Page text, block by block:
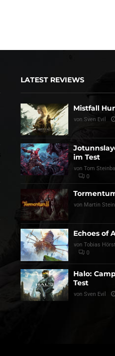
LATEST REVIEWS
Mistfall
von Sven Evil
im Test
von Tom
0
von Martin
Echoes of
von Tobias
0
Halo:
Test
von Sven Evil